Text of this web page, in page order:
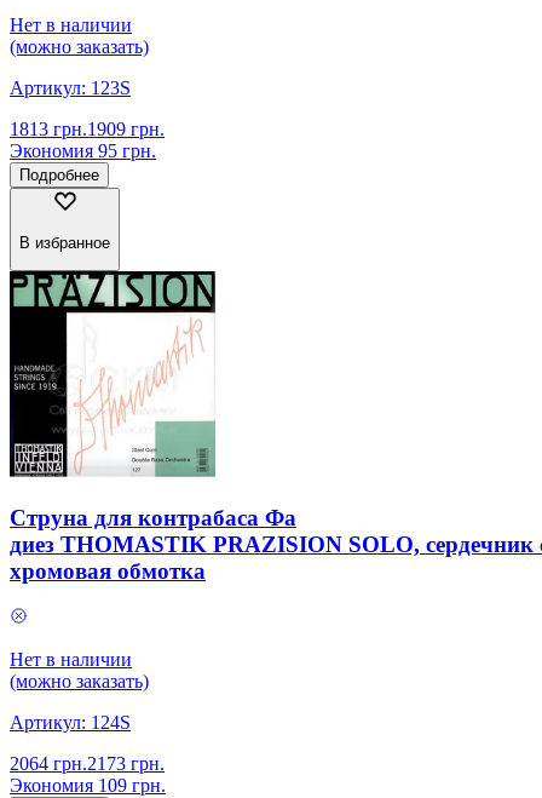
Нет в наличии
(можно заказать)
Артикул: 123S
1813 грн.1909 грн.
Экономия 95 грн.
Подробнее
В избранное
Струна для контрабаса Фа
диез THOMASTIK PRAZISION SOLO, сердечник
хромовая обмотка
Нет в наличии
(можно заказать)
Артикул: 124S
2064 грн.2173 грн.
Экономия 109 грн.